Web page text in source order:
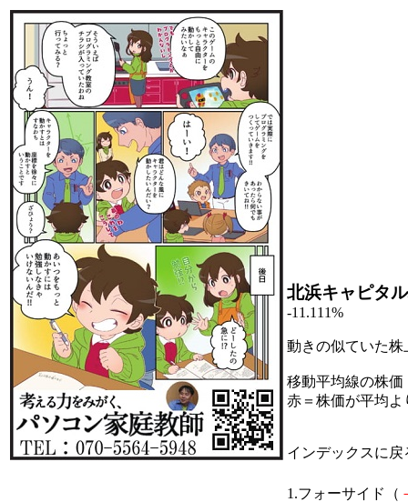
北浜キャピタ
-11.111%
動きの似ていた
移動平均線の株価
赤＝株価が平均
インデックスに戻
1.フォーサイド（